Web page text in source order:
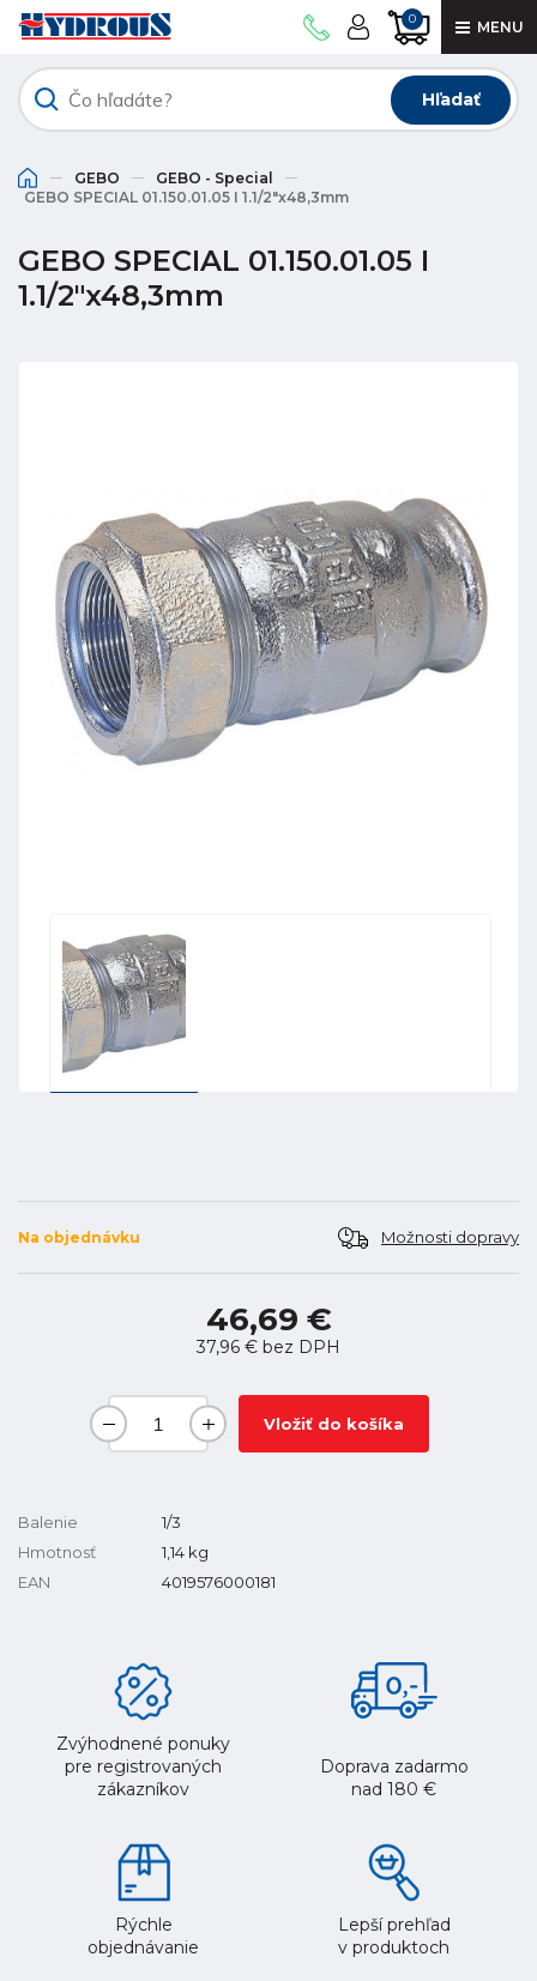
0 MENU
Hľadať
GEBO
GEBO - Special
GEBO SPECIAL 01.150.01.05 I 1.1/2"x48,3mm
GEBO SPECIAL 01.150.01.05 I
1.1/2"x48,3mm
Na objednávku Možnosti dopravy
46,69 €
37,96 € bez DPH
Vložiť do košíka
Balenie
1/3
Hmotnosť
1,14 kg
EAN
4019576000181
Zvýhodnené ponuky
pre registrovaných
zákazníkov
Doprava zadarmo
nad 180 €
Rýchle
objednávanie
Lepší prehľad
v produktoch